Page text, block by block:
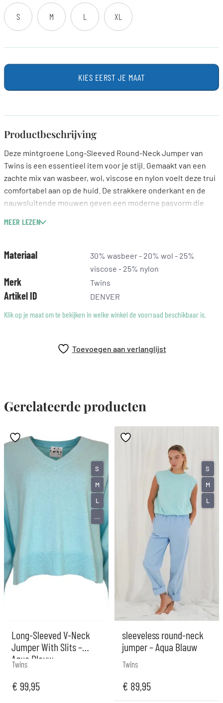
S M L XL
KIES EERST JE MAAT
Productbeschrijving
Deze mintgroene Long-Sleeved Round-Neck Jumper van
Twins is een essentieel item voor je stijl. Gemaakt van een
zachte mix van wasbeer, wol, viscose en nylon voelt deze trui
comfortabel aan op de huid. De strakkere onderkant en de
nauwsluitende mouwen geven een moderne pasvorm die
onder een blazer of met een stijlvolle sjaal voor een verfijnde
veelzijdige trui.
MEER LEZEN
Materiaal
30% wasbeer - 20% wol - 25%
viscose - 25% nylon
Merk Twins
Artikel ID
DENVER
Klik op je maat om te bekijken in welke winkel de voorraad beschikbaar is.
Toevoegen aan verlanglijst
Gerelateerde producten
Long-Sleeved V-Neck
Jumper With Slits –
Aqua Blauw
Twins
€ 99,95
S
M
L
...
sleeveless round-neck
jumper – Aqua Blauw
Twins
€ 89,95
S
M
L